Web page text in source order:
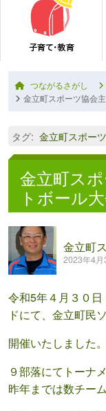
つながるさがし
金立町スポーツ協会
タグ: 金立町スポー
金立町ス
トボール
金立町
2023年4
令和5年４月３０
ドにて、金立町民
開催いたし ました。
９部落にてトーナ
昨年までは数チー